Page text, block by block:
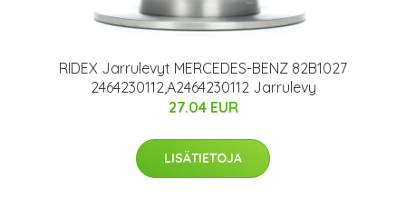
RIDEX Jarrulevyt MERCEDES-BENZ 82B1027
2464230112,A2464230112 Jarrulevy
27.04 EUR
LISÄTIETOJA